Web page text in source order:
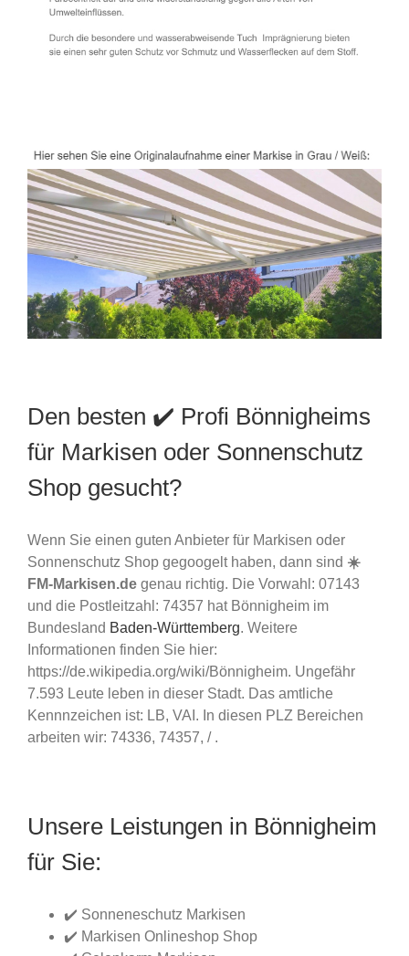
Den besten ✔️ Profi Bönnigheims
für Markisen oder Sonnenschutz
Shop gesucht?
Wenn Sie einen guten Anbieter für Markisen oder
Sonnenschutz Shop gegoogelt haben, dann sind ☀️
FM-Markisen.de genau richtig. Die Vorwahl: 07143
und die Postleitzahl: 74357 hat Bönnigheim im
Bundesland Baden-Württemberg. Weitere
Informationen finden Sie hier:
https://de.wikipedia.org/wiki/Bönnigheim. Ungefähr
7.593 Leute leben in dieser Stadt. Das amtliche
Kennnzeichen ist: LB, VAI. In diesen PLZ Bereichen
arbeiten wir: 74336, 74357, / .
Unsere Leistungen in Bönnigheim
für Sie:
✔️ Sonneneschutz Markisen
✔️ Markisen Onlineshop Shop